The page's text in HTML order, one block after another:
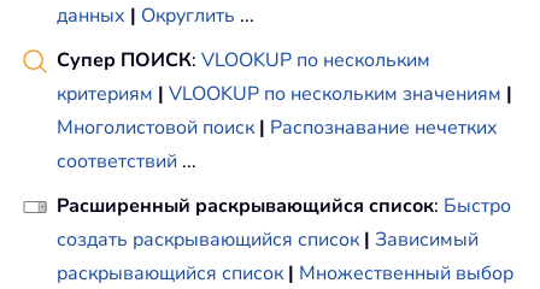
данных | Округлить ...
Супер ПОИСК: VLOOKUP по нескольким
критериям | VLOOKUP по нескольким значениям |
Многолистовой поиск | Распознавание нечетких
соответствий ...
Расширенный раскрывающийся список: Быстро
создать раскрывающийся список | Зависимый
раскрывающийся список | Множественный выбор